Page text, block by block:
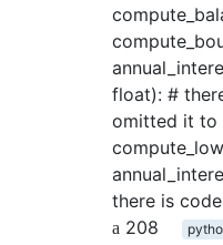
float): #
omitted it to
there is
208